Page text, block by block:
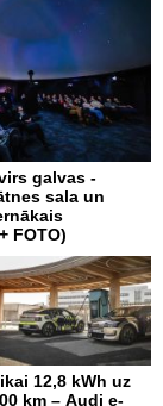
galvas -
sala un
FOTO)
12,8 kWh uz
km – Audi e-